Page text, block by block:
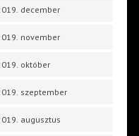
december
november
október
szeptember
augusztus